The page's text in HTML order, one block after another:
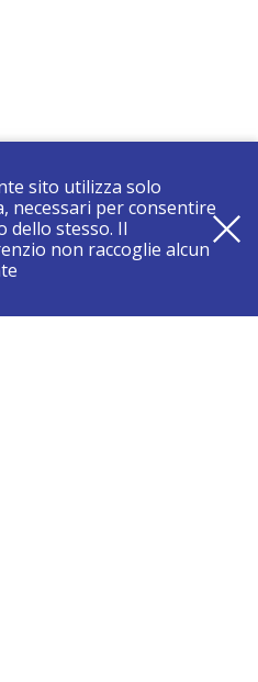
le novità
sito utilizza solo
necessari per consentire
dello stesso. Il
non raccoglie alcun